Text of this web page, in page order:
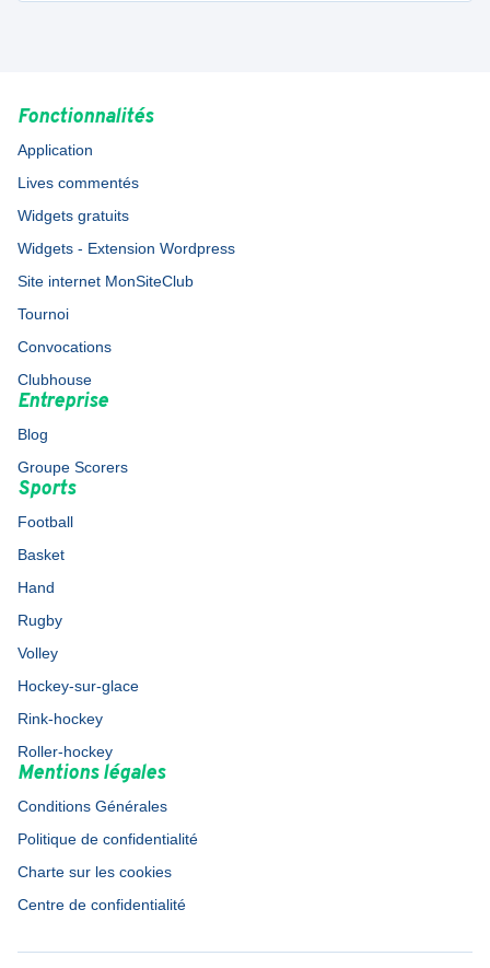
Fonctionnalités
Application
Lives commentés
Widgets gratuits
Widgets - Extension Wordpress
Site internet MonSiteClub
Tournoi
Convocations
Clubhouse
Entreprise
Blog
Groupe Scorers
Sports
Football
Basket
Hand
Rugby
Volley
Hockey-sur-glace
Rink-hockey
Roller-hockey
Mentions légales
Conditions Générales
Politique de confidentialité
Charte sur les cookies
Centre de confidentialité